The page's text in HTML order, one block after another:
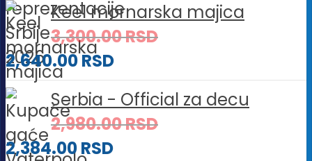
Keel mornarska majica
3,300.00RSD
2,640.00RSD
Serbia - Official za decu
2,980.00RSD
2,384.00RSD